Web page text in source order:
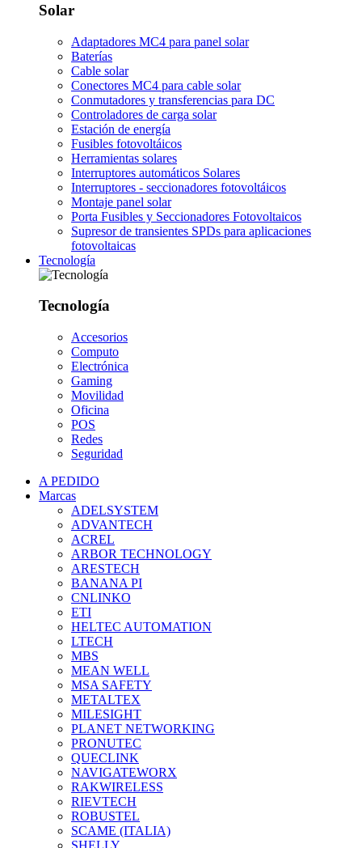
Solar
Adaptadores MC4 para panel solar
Baterías
Cable solar
Conectores MC4 para cable solar
Conmutadores y transferencias para DC
Controladores de carga solar
Estación de energía
Fusibles fotovoltáicos
Herramientas solares
Interruptores automáticos Solares
Interruptores - seccionadores fotovoltáicos
Montaje panel solar
Porta Fusibles y Seccionadores Fotovoltaicos
Supresor de transientes SPDs para aplicaciones
fotovoltaicas
Tecnología
Tecnología
Accesorios
Computo
Electrónica
Gaming
Movilidad
Oficina
POS
Redes
Seguridad
A PEDIDO
Marcas
ADELSYSTEM
ADVANTECH
ACREL
ARBOR TECHNOLOGY
ARESTECH
BANANA PI
CNLINKO
ETI
HELTEC AUTOMATION
LTECH
MBS
MEAN WELL
MSA SAFETY
METALTEX
MILESIGHT
PLANET NETWORKING
PRONUTEC
QUECLINK
NAVIGATEWORX
RAKWIRELESS
RIEVTECH
ROBUSTEL
SCAME (ITALIA)
SHELLY